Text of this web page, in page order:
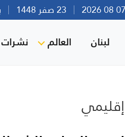
لبنان العالم نشرات